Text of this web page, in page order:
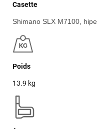
Casette
Shimano SLX M7100,
Poids
13.9 kg